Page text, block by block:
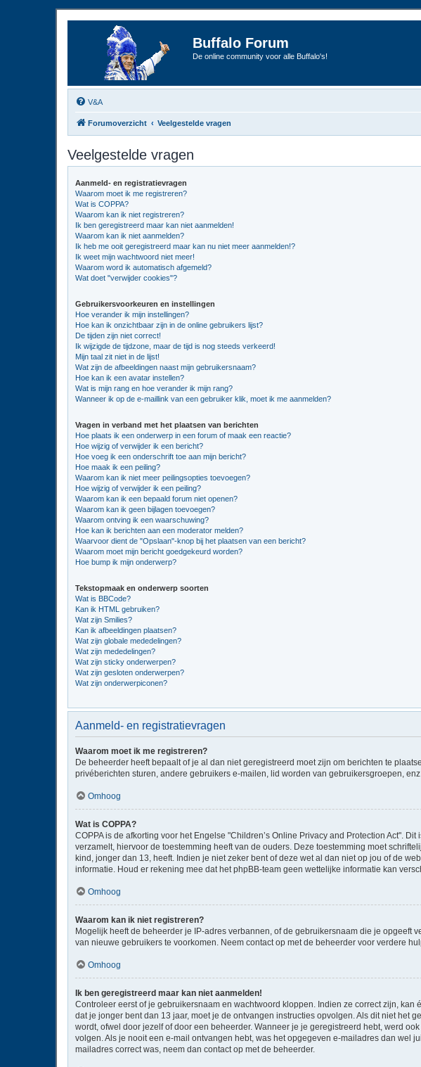
Buffalo Forum
De online community voor alle Buffalo's!
V&A
Forumoverzicht Veelgestelde vragen
Veelgestelde vragen
Aanmeld- en registratievragen
Waarom moet ik me registreren?
Wat is COPPA?
Waarom kan ik niet registreren?
Ik ben geregistreerd maar kan niet aanmelden!
Waarom kan ik niet aanmelden?
Ik heb me ooit geregistreerd maar kan nu niet meer aanmelden!?
Ik weet mijn wachtwoord niet meer!
Waarom word ik automatisch afgemeld?
Wat doet "verwijder cookies"?
Gebruikersvoorkeuren en instellingen
Hoe verander ik mijn instellingen?
Hoe kan ik onzichtbaar zijn in de online gebruikers lijst?
De tijden zijn niet correct!
Ik wijzigde de tijdzone, maar de tijd is nog steeds verkeerd!
Mijn taal zit niet in de lijst!
Wat zijn de afbeeldingen naast mijn gebruikersnaam?
Hoe kan ik een avatar instellen?
Wat is mijn rang en hoe verander ik mijn rang?
Wanneer ik op de e-maillink van een gebruiker klik, moet ik me aanmelden?
Vragen in verband met het plaatsen van berichten
Hoe plaats ik een onderwerp in een forum of maak een reactie?
Hoe wijzig of verwijder ik een bericht?
Hoe voeg ik een onderschrift toe aan mijn bericht?
Hoe maak ik een peiling?
Waarom kan ik niet meer peilingsopties toevoegen?
Hoe wijzig of verwijder ik een peiling?
Waarom kan ik een bepaald forum niet openen?
Waarom kan ik geen bijlagen toevoegen?
Waarom ontving ik een waarschuwing?
Hoe kan ik berichten aan een moderator melden?
Waarvoor dient de "Opslaan"-knop bij het plaatsen van een bericht?
Waarom moet mijn bericht goedgekeurd worden?
Hoe bump ik mijn onderwerp?
Tekstopmaak en onderwerp soorten
Wat is BBCode?
Kan ik HTML gebruiken?
Wat zijn Smilies?
Kan ik afbeeldingen plaatsen?
Wat zijn globale mededelingen?
Wat zijn mededelingen?
Wat zijn sticky onderwerpen?
Wat zijn gesloten onderwerpen?
Wat zijn onderwerpiconen?
Aanmeld- en registratievragen
Waarom moet ik me registreren?
De beheerder heeft bepaalt of je al dan niet geregistreerd moet zijn om berichten te
privéberichten sturen, andere gebruikers e-mailen, lid worden van gebruikersgroepen,
Omhoog
Wat is COPPA?
COPPA is de afkorting voor het Engelse "Children’s Online Privacy and Protection Act".
verzamelt, hiervoor de toestemming heeft van de ouders. Deze toestemming moet
kind, jonger dan 13, heeft. Indien je niet zeker bent of deze wet al dan niet op jou of de
informatie. Houd er rekening mee dat het phpBB-team geen wettelijke informatie kan
Omhoog
Waarom kan ik niet registreren?
Mogelijk heeft de beheerder je IP-adres verbannen, of de gebruikersnaam die je
van nieuwe gebruikers te voorkomen. Neem contact op met de beheerder voor verdere
Omhoog
Ik ben geregistreerd maar kan niet aanmelden!
Controleer eerst of je gebruikersnaam en wachtwoord kloppen. Indien ze correct zijn,
dat je jonger bent dan 13 jaar, moet je de ontvangen instructies opvolgen. Als dit niet het
wordt, ofwel door jezelf of door een beheerder. Wanneer je je geregistreerd hebt, werd
volgen. Als je nooit een e-mail ontvangen hebt, was het opgegeven e-mailadres dan wel
mailadres correct was, neem dan contact op met de beheerder.